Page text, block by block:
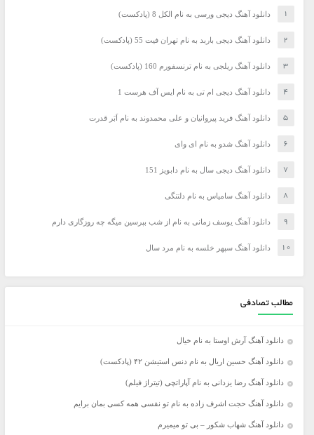
دانلود آهنگ دیجی ورسی به نام الکل 8 (پادکست)
دانلود آهنگ دیجی باربد به نام تهران فیت 55 (پادکست)
دانلود آهنگ ریلجی به نام ترنسفورم 160 (پادکست)
دانلود آهنگ دیجی ام تی به نام ایس آف هرست 1
دانلود آهنگ فرید پیروانیان و علی محمدوند به نام اَبَر قدرت
دانلود آهنگ شدو به نام ای وای
دانلود آهنگ دیجی سال به نام دابویز 151
دانلود آهنگ سامیاس به نام دلتنگی
دانلود آهنگ یوسف زمانی به نام از شب بپرسین میگه چه روزگاری دارم
دانلود آهنگ سپهر خلسه به نام مرد سال
مطالب تصادفی
دانلود آهنگ آرش اوستا به نام خیال
دانلود آهنگ حسین اریال به نام دنس استیشن ۴۲ (پادکست)
دانلود آهنگ رضا یزدانی به نام آپاراتچی (تیتراژ فیلم)
دانلود آهنگ حجت اشرف زاده به نام تو نفسی همه کسی بمان برایم
دانلود آهنگ شهاب شکور – بی تو میمیرم